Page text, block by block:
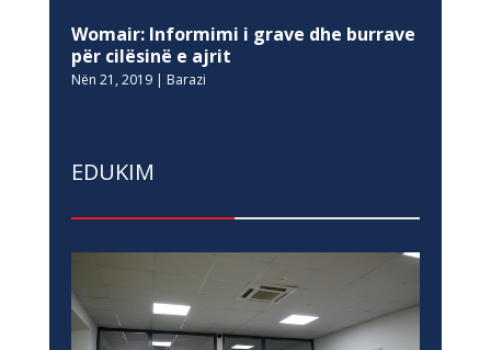
Womair: Informimi i grave dhe burrave
për cilësinë e ajrit
Nën 21, 2019| Barazi
EDUKIM